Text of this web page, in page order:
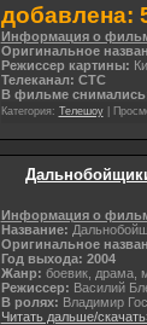
добавлена:
Информация о
Оригинальное
Режиссер картины:
Телеканал: СТС
В фильме снимались
Категория: Телешоу|
Информация о
Название:
Оригинальное
Год выхода: 2004
Жанр: боевик, драма,
Режиссер: Василий
В ролях: Владимир
Читать дальше/